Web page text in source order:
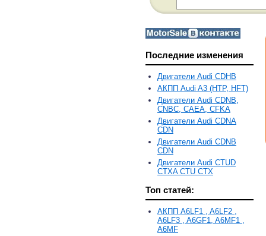
Последние изменения
Двигатели Audi CDHB
АКПП Audi A3 (HTP, HFT)
Двигатели Audi CDNB,
CNBC, CAEA, CFKA
Двигатели Audi CDNA
CDN
Двигатели Audi CDNB
CDN
Двигатели Audi CTUD
CTXA CTU CTX
Топ статей:
АКПП A6LF1 , A6LF2 ,
A6LF3 , A6GF1, A6MF1 ,
A6MF